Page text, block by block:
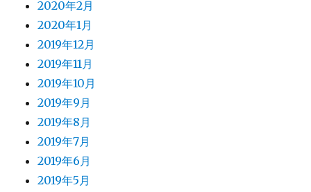
2020年2月
2020年1月
2019年12月
2019年11月
2019年10月
2019年9月
2019年8月
2019年7月
2019年6月
2019年5月